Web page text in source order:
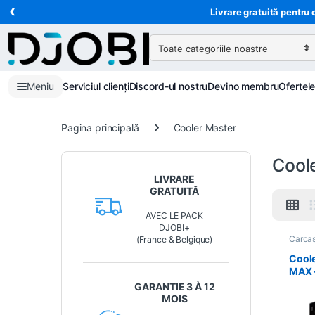
Treci la navigare
Treci la conținut
‹ Livrare gratuită pentru
Căutare:
Meniu Serviciul cliențiDiscord-ul nostruDevino membru
Pagina principală Cooler Master
MAX
LIVRARE
GRATUITĂ
AVEC LE PACK
DJOBI+
(France & Belgique)
GARANTIE 3 À 12
MOIS